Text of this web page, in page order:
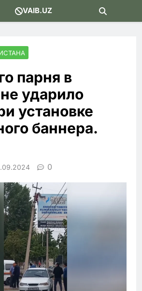
VAIB.UZ
парня в
ударило
установке
баннера.
0